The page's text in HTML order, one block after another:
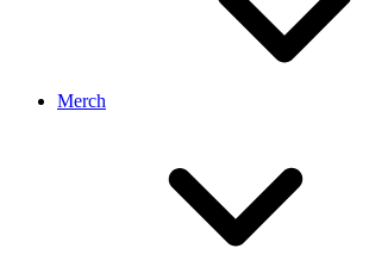
Merch